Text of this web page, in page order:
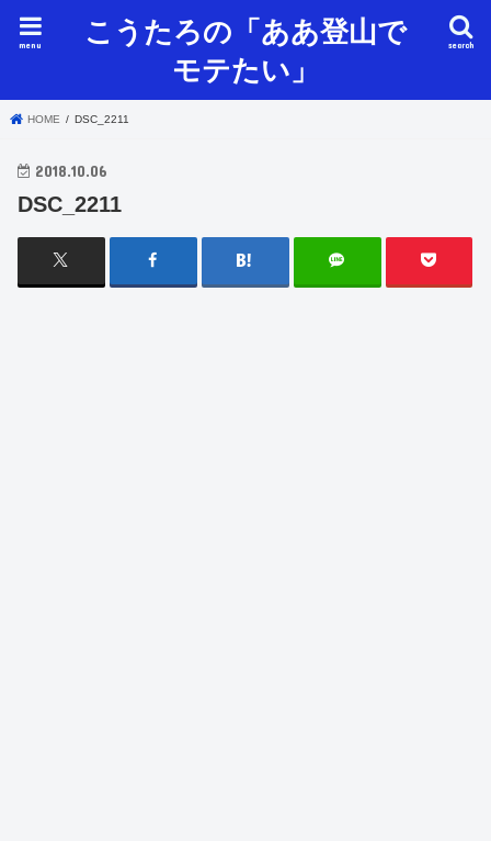
こうたろの「ああ登山で
モテたい」
search
menu
HOME DSC_2211
2018.10.06
DSC_2211